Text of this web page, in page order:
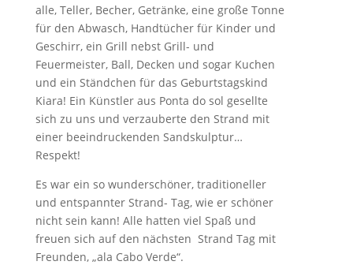
alle, Teller, Becher, Getränke, eine große Tonne
für den Abwasch, Handtücher für Kinder und
Geschirr, ein Grill nebst Grill- und
Feuermeister, Ball, Decken und sogar Kuchen
und ein Ständchen für das Geburtstagskind
Kiara! Ein Künstler aus Ponta do sol gesellte
sich zu uns und verzauberte den Strand mit
einer beeindruckenden Sandskulptur…
Respekt!
Es war ein so wunderschöner, traditioneller
und entspannter Strand- Tag, wie er schöner
nicht sein kann! Alle hatten viel Spaß und
freuen sich auf den nächsten Strand Tag mit
Freunden, „ala Cabo Verde“.